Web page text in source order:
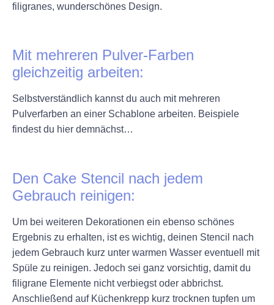
filigranes, wunderschönes Design.
Mit mehreren Pulver-Farben
gleichzeitig arbeiten:
Selbstverständlich kannst du auch mit mehreren
Pulverfarben an einer Schablone arbeiten. Beispiele
findest du hier demnächst…
Den Cake Stencil nach jedem
Gebrauch reinigen:
Um bei weiteren Dekorationen ein ebenso schönes
Ergebnis zu erhalten, ist es wichtig, deinen Stencil nach
jedem Gebrauch kurz unter warmen Wasser eventuell mit
Spüle zu reinigen. Jedoch sei ganz vorsichtig, damit du
filigrane Elemente nicht verbiegst oder abbrichst.
Anschließend auf Küchenkrepp kurz trocknen tupfen um